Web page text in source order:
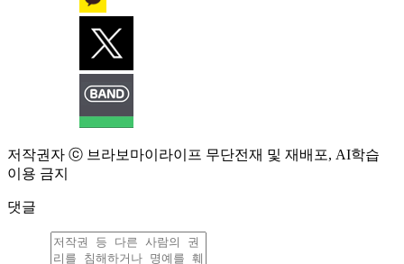
저작권자 ⓒ 브라보마이라이프 무단전재 및 재배포, AI학습
이용 금지
댓글